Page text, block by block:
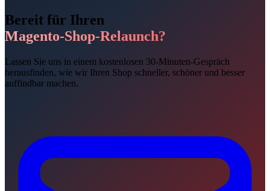
Bereit für Ihren
Magento-Shop-Relaunch?
Lassen Sie uns in einem kostenlosen 30-Minuten-Gespräch
herausfinden, wie wir Ihren Shop schneller, schöner und besser
auffindbar machen.